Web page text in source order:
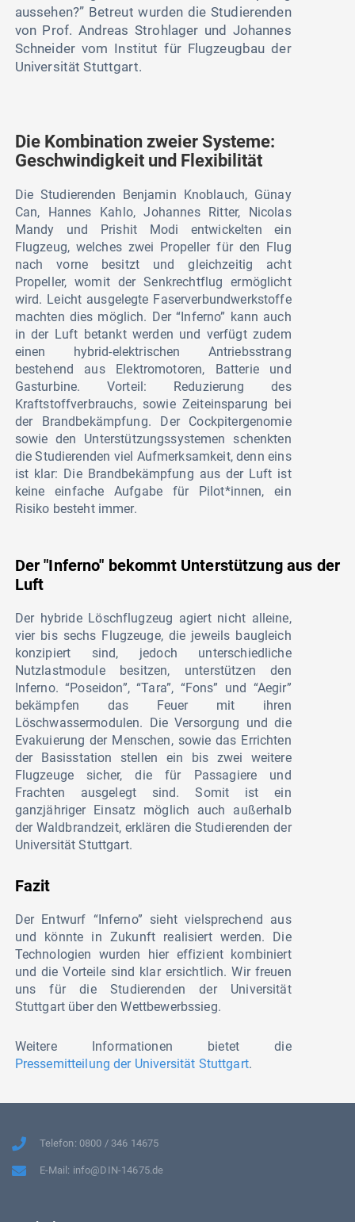
aussehen?” Betreut wurden die Studierenden
von Prof. Andreas Strohlager und Johannes
Schneider vom Institut für Flugzeugbau der
Universität Stuttgart.
Die Kombination zweier Systeme:
Geschwindigkeit und Flexibilität
Die Studierenden Benjamin Knoblauch, Günay
Can, Hannes Kahlo, Johannes Ritter, Nicolas
Mandy und Prishit Modi entwickelten ein
Flugzeug, welches zwei Propeller für den Flug
nach vorne besitzt und gleichzeitig acht
Propeller, womit der Senkrechtflug ermöglicht
wird. Leicht ausgelegte Faserverbundwerkstoffe
machten dies möglich. Der “Inferno” kann auch
in der Luft betankt werden und verfügt zudem
einen hybrid-elektrischen Antriebsstrang
bestehend aus Elektromotoren, Batterie und
Gasturbine. Vorteil: Reduzierung des
Kraftstoffverbrauchs, sowie Zeiteinsparung bei
der Brandbekämpfung. Der Cockpitergenomie
sowie den Unterstützungssystemen schenkten
die Studierenden viel Aufmerksamkeit, denn eins
ist klar: Die Brandbekämpfung aus der Luft ist
keine einfache Aufgabe für Pilot*innen, ein
Risiko besteht immer.
Der "Inferno" bekommt Unterstützung aus der
Luft
Der hybride Löschflugzeug agiert nicht alleine,
vier bis sechs Flugzeuge, die jeweils baugleich
konzipiert sind, jedoch unterschiedliche
Nutzlastmodule besitzen, unterstützen den
Inferno. “Poseidon”, “Tara”, “Fons” und “Aegir”
bekämpfen das Feuer mit ihren
Löschwassermodulen. Die Versorgung und die
Evakuierung der Menschen, sowie das Errichten
der Basisstation stellen ein bis zwei weitere
Flugzeuge sicher, die für Passagiere und
Frachten ausgelegt sind. Somit ist ein
ganzjähriger Einsatz möglich auch außerhalb
der Waldbrandzeit, erklären die Studierenden der
Universität Stuttgart.
Fazit
Der Entwurf “Inferno” sieht vielsprechend aus
und könnte in Zukunft realisiert werden. Die
Technologien wurden hier effizient kombiniert
und die Vorteile sind klar ersichtlich. Wir freuen
uns für die Studierenden der Universität
Stuttgart über den Wettbewerbssieg.
Weitere Informationen bietet die
Pressemitteilung der Universität Stuttgart.
Telefon: 0800 / 346 14675
E-Mail: info@DIN-14675.de